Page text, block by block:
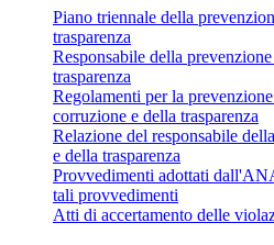
Piano triennale della
trasparenza
Responsabile della
trasparenza
Regolamenti per la
corruzione e della trasparenza
Relazione del responsabile
e della trasparenza
Provvedimenti adottati
tali provvedimenti
Atti di accertamento delle